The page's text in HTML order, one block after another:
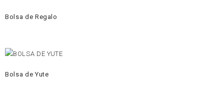
Bolsa de Regalo
Bolsa de Yute